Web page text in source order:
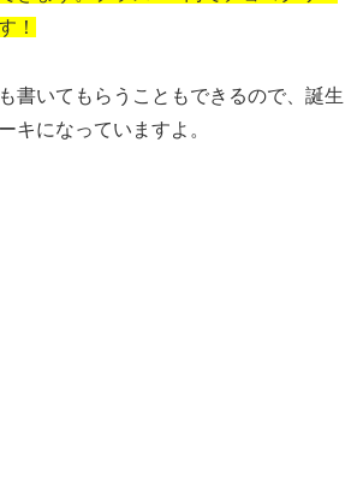
！
書いてもらうこともできるので、誕生
キになっていますよ。